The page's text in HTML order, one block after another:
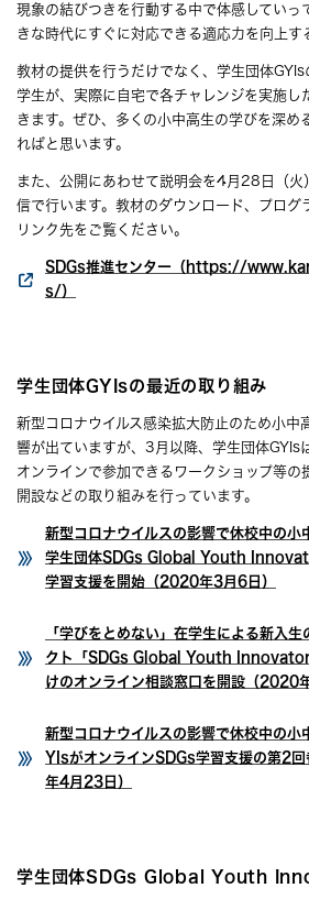
現象の結びつきを行動する中で体感していっ
きな時代にすぐに対応できる適応力を向上す
教材の提供を行うだけでなく、学生団体
学生が、実際に自宅で各チャレンジを実施し
きます。ぜひ、多くの小中高生の学びを深め
ればと思います。
また、公開にあわせて説明会を4月28日（
信で行います。教材のダウンロード、プログ
リンク先をご覧ください。
SDGs推進センター（https://
s/）
学生団体GYIsの最近の取り組み
新型コロナウイルス感染拡大防止のため小中
響が出ていますが、3月以降、学生団体GYIs
オンラインで参加できるワークショップ等の
開設などの取り組みを行っています。
新型コロナウイルスの影響で休校中の小
学生団体SDGs Global Youth
学習支援を開始（2020年3月6日）
「学びをとめない」在学生による新入
クト「SDGs Global Youth
けのオンライン相談窓口を開設（2020
新型コロナウイルスの影響で休校中の小
YIsがオンラインSDGs学習支援の第2
年4月23日）
学生団体SDGs Global Youth